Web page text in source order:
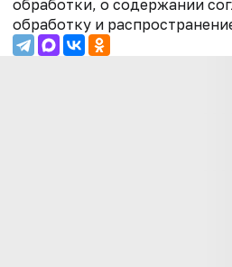
обработки, о содержании
обработку и